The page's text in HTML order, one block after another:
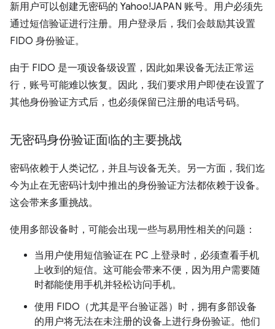
新用户可以创建无密码的 Yahoo!JAPAN 账号。用户必须先
通过短信验证进行注册。用户登录后，我们会鼓励其设置
FIDO 身份验证。
由于 FIDO 是一项设备级设置，因此如果设备无法正常运
行，账号可能难以恢复。因此，我们要求用户即使在设置了
其他身份验证方式后，也必须保留已注册的电话号码。
无密码身份验证面临的主要挑战
密码依赖于人类记忆，并且与设备无关。另一方面，我们迄
今为止在无密码计划中推出的身份验证方法都依赖于设备。
这会带来多重挑战。
使用多部设备时，可能会出现一些与易用性相关的问题：
当用户使用短信验证在 PC 上登录时，必须查看手机
上收到的短信。这可能会带来不便，因为用户需要随
时都能使用手机并轻松访问手机。
使用 FIDO（尤其是平台验证器）时，拥有多部设备
的用户将无法在未注册的设备上进行身份验证。他们